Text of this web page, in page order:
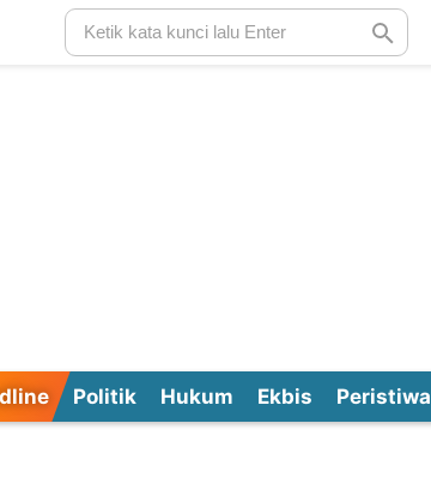
Politik Hukum Ekbis Peristiwa